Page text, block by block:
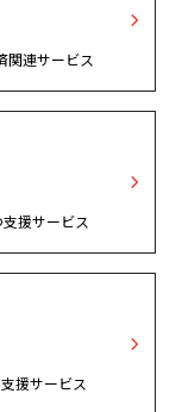
関連サービス
援サービス
援サービス